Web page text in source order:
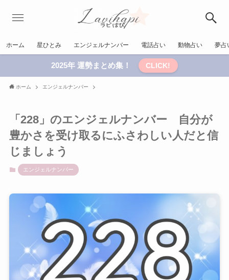
ホーム 星ひとみ エンジェルナンバー 電話占い 動物占い 夢占
2025年 運勢まとめ集！ CLICK!
ホーム エンジェルナンバー
「228」のエンジェルナンバー 自分が
豊かさを受け取るにふさわしい人だと信
じましょう
エンジェルナンバー